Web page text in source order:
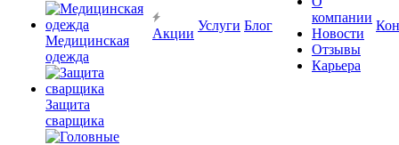
Медицинская
одежда
Защита
сварщика
Акции
Услуги Блог
компании
Новости
Отзывы
Карьера